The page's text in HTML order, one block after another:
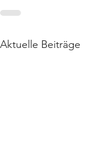
Aktuelle Beiträge